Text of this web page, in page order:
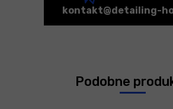
kontakt@detailing-
Podobne